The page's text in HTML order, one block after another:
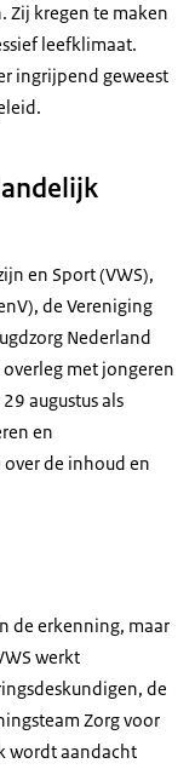
Zij kregen te maken
leefklimaat.
ingrijpend geweest
en Sport (VWS),
de Vereniging
Nederland
met jongeren
augustus als
en
de inhoud en
de erkenning, maar
werkt
de
Zorg voor
wordt aandacht